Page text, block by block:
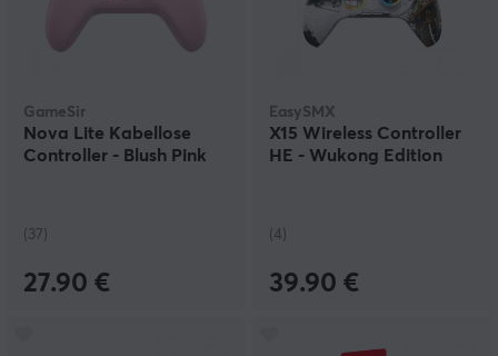
GameSir
Nova Lite Kabellose
Controller - Blush Pink
(37)
27.90 €
EasySMX
X15 Wireless Controller
HE - Wukong Edition
(4)
39.90 €